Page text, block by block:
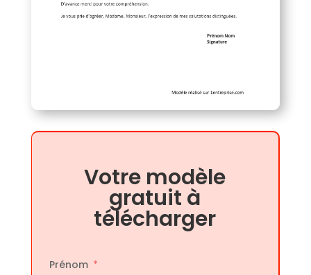
Votre modèle
gratuit à
télécharger
Prénom